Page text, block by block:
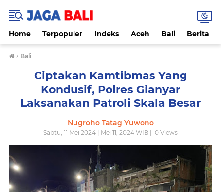
Home Terpopuler Indeks Aceh Bali Berita
› Bali
Ciptakan Kamtibmas Yang
Kondusif, Polres Gianyar
Laksanakan Patroli Skala Besar
Nugroho Tatag Yuwono
Sabtu, 11 Mei 2024 | Mei 11, 2024 WIB | 0 Views